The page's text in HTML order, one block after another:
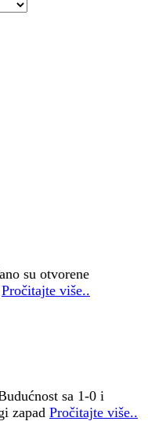
su otvorene
Pročitajte više..
sa 1-0 i
zapad Pročitajte više..